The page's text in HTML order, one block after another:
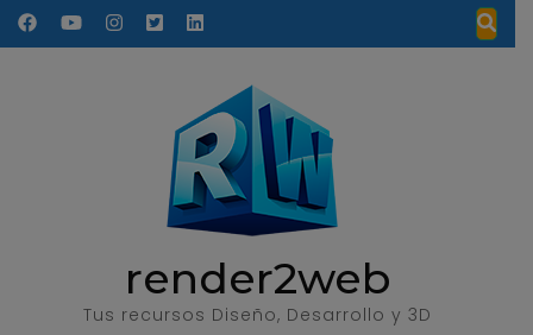
Saltar
al
render2web
Tus recursos Diseño, Desarrollo y 3D